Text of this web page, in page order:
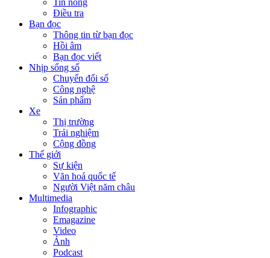
Tin nóng
Điều tra
Bạn đọc
Thông tin từ bạn đọc
Hồi âm
Bạn đọc viết
Nhịp sống số
Chuyển đổi số
Công nghệ
Sản phẩm
Xe
Thị trường
Trải nghiệm
Cộng đồng
Thế giới
Sự kiện
Văn hoá quốc tế
Người Việt năm châu
Multimedia
Infographic
Emagazine
Video
Ảnh
Podcast